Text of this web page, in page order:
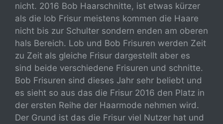
nicht. 2016 Bob Haarschnitte, ist etwas kürzer
als die lob Frisur meistens kommen die Haare
nicht bis zur Schulter sondern enden am oberen
hals Bereich. Lob und Bob Frisuren werden Zeit
zu Zeit als gleiche Frisur dargestellt aber es
sind beide verschiedene Frisuren und schnitte.
Bob Frisuren sind dieses Jahr sehr beliebt und
es sieht so aus das die Frisur 2016 den Platz in
der ersten Reihe der Haarmode nehmen wird.
Der Grund ist das die Frisur viel Nutzer hat und